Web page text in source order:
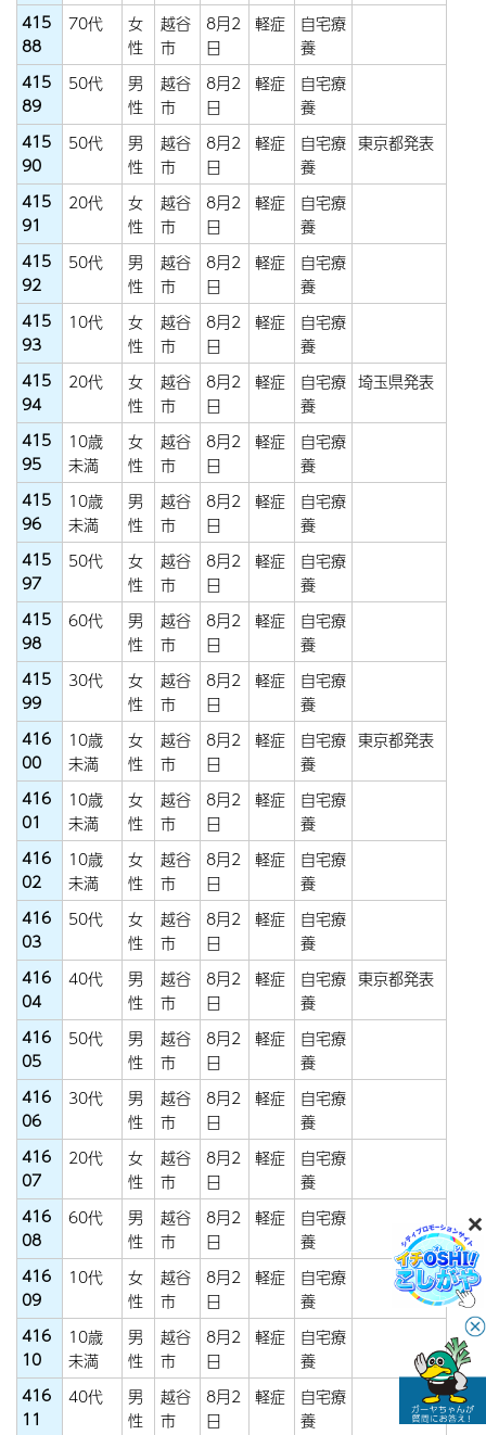
415
88
70代
女
性
越谷
市
8月2
日
軽症
自宅療
養
415
89
50代
男
性
越谷
市
8月2
日
軽症
自宅療
養
415
90
50代
男
性
越谷
市
8月2
日
軽症
自宅療
養
東京都発表
415
91
20代
女
性
越谷
市
8月2
日
軽症
自宅療
養
415
92
50代
男
性
越谷
市
8月2
日
軽症
自宅療
養
415
93
10代
女
性
越谷
市
8月2
日
軽症
自宅療
養
415
94
20代
女
性
越谷
市
8月2
日
軽症
自宅療
養
埼玉県発表
415
95
10歳
未満
女
性
越谷
市
8月2
日
軽症
自宅療
養
415
96
10歳
未満
男
性
越谷
市
8月2
日
軽症
自宅療
養
415
97
50代
女
性
越谷
市
8月2
日
軽症
自宅療
養
415
98
60代
男
性
越谷
市
8月2
日
軽症
自宅療
養
415
99
30代
女
性
越谷
市
8月2
日
軽症
自宅療
養
416
00
10歳
未満
女
性
越谷
市
8月2
日
軽症
自宅療
養
東京都発表
416
01
10歳
未満
女
性
越谷
市
8月2
日
軽症
自宅療
養
416
02
10歳
未満
女
性
越谷
市
8月2
日
軽症
自宅療
養
416
03
50代
女
性
越谷
市
8月2
日
軽症
自宅療
養
416
04
40代
男
性
越谷
市
8月2
日
軽症
自宅療
養
東京都発表
416
05
50代
男
性
越谷
市
8月2
日
軽症
自宅療
養
416
06
30代
男
性
越谷
市
8月2
日
軽症
自宅療
養
416
07
20代
女
性
越谷
市
8月2
日
軽症
自宅療
養
416
08
60代
男
性
越谷
市
8月2
日
軽症
自宅療
養
416
09
10代
女
性
越谷
市
8月2
日
軽症
自宅療
養
416
10
10歳
未満
男
性
越谷
市
8月2
日
軽症
自宅療
養
416
11
40代
男
性
越谷
市
8月2
日
軽症
自宅療
養